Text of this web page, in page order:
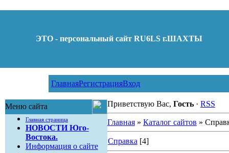
ЭТО - персональный сайт RU6LS г.ШАХТЫ
ГлавнаяРегистрацияВход
Меню сайта
Главная страница
НОВОСТИ Юго-
Востока.
Информация о сайте
Приветствую Вас, Гость· RSS
Главная» Каталог сайтов »
Справка [4]